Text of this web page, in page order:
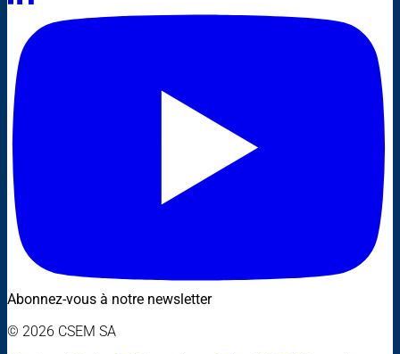
Abonnez-vous à notre newsletter
© 2026 CSEM SA